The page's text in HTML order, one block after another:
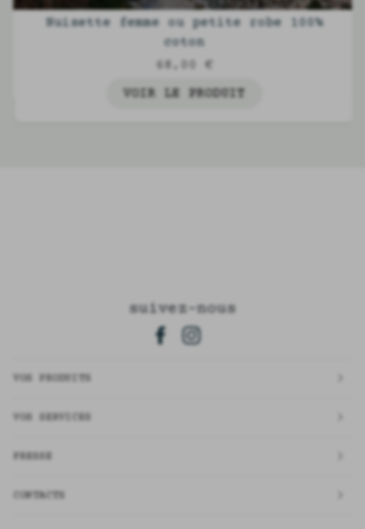
Nuisette femme ou petite robe 100%
coton
68,00 €
VOIR LE PRODUIT
suivez-nous
VOS PRODUITS
VOS SERVICES
PRESSE
CONTACTS